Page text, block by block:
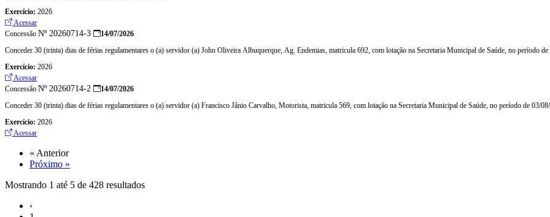
Exercício: 2026
Acessar
Concessão Nº 20260714-3
14/07/2026
Conceder 30 (trinta) dias de férias regulamentares o (a) servidor (a) John Oliveira Albuquerque, Ag. Endemias, matricula 692, com lotação na Secretaria Municipal de Saúde, no período
Exercício: 2026
Acessar
Concessão Nº 20260714-2
14/07/2026
Conceder 30 (trinta) dias de férias regulamentares o (a) servidor (a) Francisco Jânio Carvalho, Motorista, matricula 569, com lotação na Secretaria Municipal de Saúde, no período de 03/
Exercício: 2026
Acessar
« Anterior
Próximo »
Mostrando 1 até 5 de 428 resultados
‹